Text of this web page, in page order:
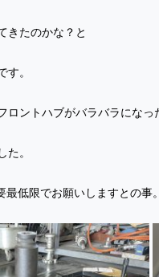
きたのかな？と
。
ロントハブがバラバラになっ
。
低限でお願いしますとの事。